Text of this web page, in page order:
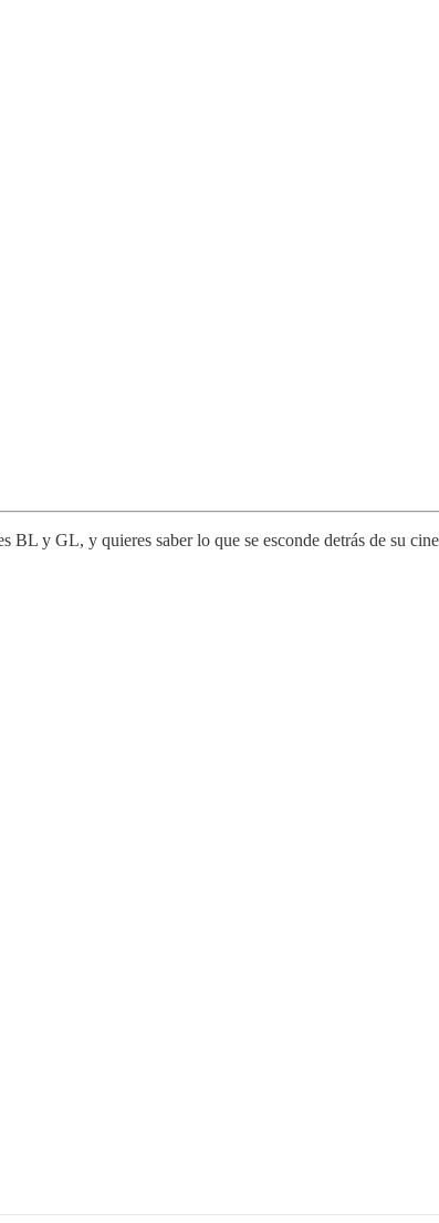
y GL, y quieres saber lo que se esconde detrás de su